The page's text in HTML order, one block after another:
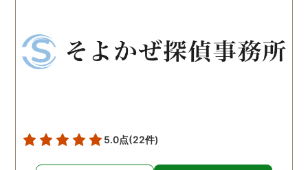
5.0点(22件)